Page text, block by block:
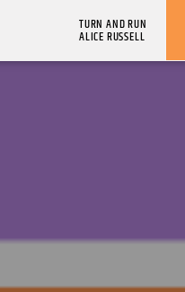
TURN AND RUN
ALICE RUSSELL